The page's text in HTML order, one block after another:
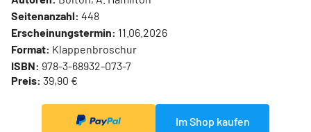
Seitenanzahl: 448
Erscheinungstermin: 11.06.2026
Format: Klappenbroschur
ISBN: 978-3-68932-073-7
Preis: 39,90 €
Im Shop kaufen